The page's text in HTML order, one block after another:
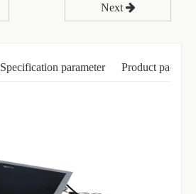
Next
Specification parameter Product